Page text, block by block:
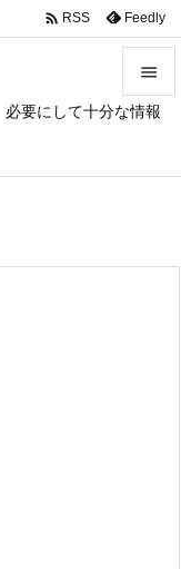
要にして十分な情報



 RSS Feedly